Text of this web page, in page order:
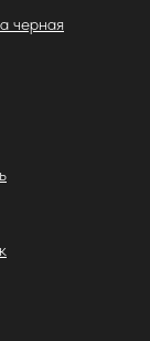
черная